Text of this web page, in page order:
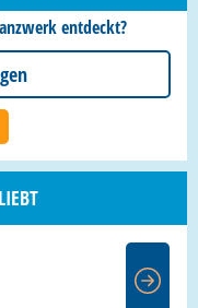
entdeckt?